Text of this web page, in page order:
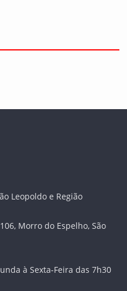
Leopoldo e Região
Morro do Espelho, São
à Sexta-Feira das 7h30